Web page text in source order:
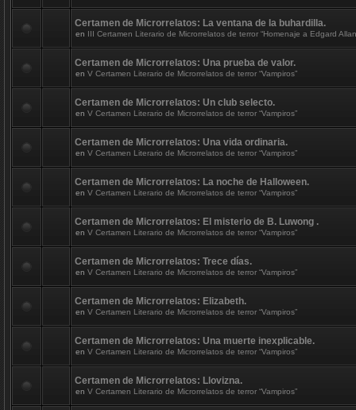
Certamen de Microrrelatos: La ventana de la buhardilla.
en III Certamen Literario de Microrrelatos de terror “Homenaje a Edgard
Certamen de Microrrelatos: Una prueba de valor.
en V Certamen Literario de Microrrelatos de terror “Vampiros”
Certamen de Microrrelatos: Un club selecto.
en V Certamen Literario de Microrrelatos de terror “Vampiros”
Certamen de Microrrelatos: Una vida ordinaria.
en V Certamen Literario de Microrrelatos de terror “Vampiros”
Certamen de Microrrelatos: La noche de Halloween.
en V Certamen Literario de Microrrelatos de terror “Vampiros”
Certamen de Microrrelatos: El misterio de B. Luwong .
en V Certamen Literario de Microrrelatos de terror “Vampiros”
Certamen de Microrrelatos: Trece días.
en V Certamen Literario de Microrrelatos de terror “Vampiros”
Certamen de Microrrelatos: Elizabeth.
en V Certamen Literario de Microrrelatos de terror “Vampiros”
Certamen de Microrrelatos: Una muerte inexplicable.
en V Certamen Literario de Microrrelatos de terror “Vampiros”
Certamen de Microrrelatos: Llovizna.
en V Certamen Literario de Microrrelatos de terror “Vampiros”